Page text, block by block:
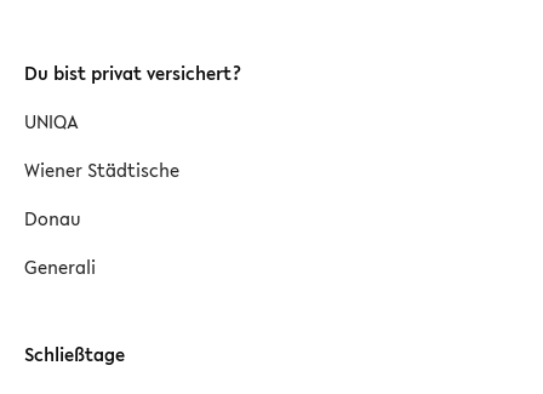
Du bist privat versichert?
UNIQA
Wiener Städtische
Donau
Generali
Schließtage